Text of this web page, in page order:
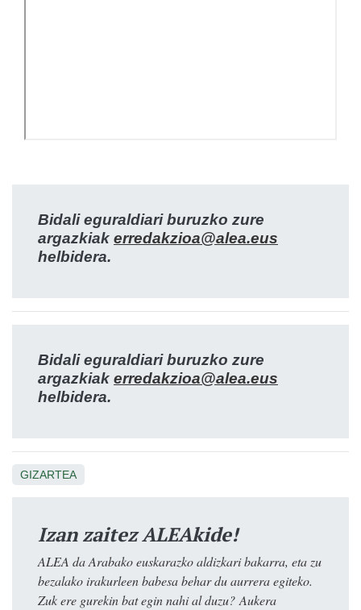
Bidali eguraldiari buruzko zure
argazkiak erredakzioa@alea.eus
helbidera.
Bidali eguraldiari buruzko zure
argazkiak erredakzioa@alea.eus
helbidera.
GIZARTEA
Izan zaitez ALEAkide!
ALEA da Arabako euskarazko aldizkari bakarra, eta zu
bezalako irakurleen babesa behar du aurrera egiteko.
Zuk ere gurekin bat egin nahi al duzu? Aukera